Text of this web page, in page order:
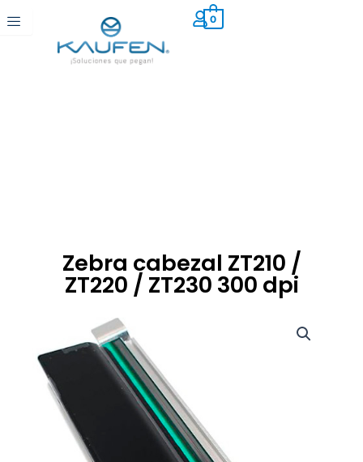
al
contenido
0
Zebra cabezal ZT210 /
ZT220 / ZT230 300 dpi